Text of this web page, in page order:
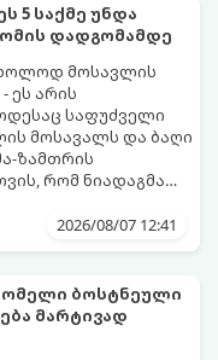
5 საქმე უნდა
დადგომამდე
მოსავლის
ეს არის
საფუძველი
მოსავალს და ბაღი
ზამთრის
რომ ნიადაგმა
ბოლომდე 5
2026/08/07 12:41
ბოსტნეული
მარტივად